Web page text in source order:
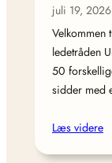
juli 19, 2026
Velkommen
ledetråden
50
sidder med
Læs videre